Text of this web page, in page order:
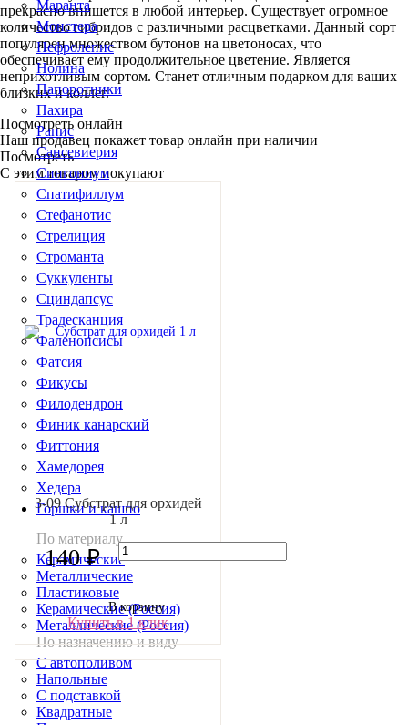
Маранта
Монстера
Нефролепис
Нолина
Папоротники
Пахира
Рапис
Сансевиерия
Сингониум
Спатифиллум
Стефанотис
Стрелиция
Строманта
Суккуленты
Сциндапсус
Традесканция
Фаленопсисы
Фатсия
Фикусы
Филодендрон
Финик канарский
Фиттония
Хамедорея
Хедера
Горшки и кашпо
По материалу
Керамические
Металлические
Пластиковые
Керамические (Россия)
Металлические (Россия)
По назначению и виду
С автополивом
Напольные
С подставкой
Квадратные
прекрасно впишется в любой интерьер. Существует огромное
количество гибридов с различными расцветками. Данный сорт
популярен множеством бутонов на цветоносах, что
обеспечивает ему продолжительное цветение. Является
неприхотливым сортом. Станет отличным подарком для ваших
близких и коллег.
Посмотреть онлайн
Наш продавец покажет товар онлайн при наличии
Посмотреть
С этим товаром покупают
3-09 Субстрат для орхидей
1 л
140 ₽
В корзину
Купить в 1 клик